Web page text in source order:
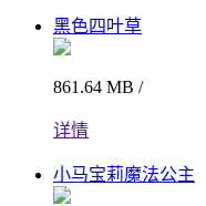
黑色四叶草
861.64 MB /
详情
小马宝莉魔法公主